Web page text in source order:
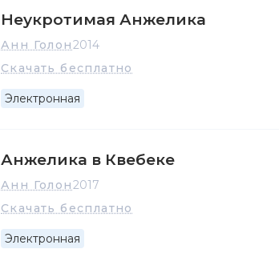
Неукротимая Анжелика
Анн Голон2014
Скачать бесплатно
Электронная
Анжелика в Квебеке
Анн Голон2017
Скачать бесплатно
Электронная